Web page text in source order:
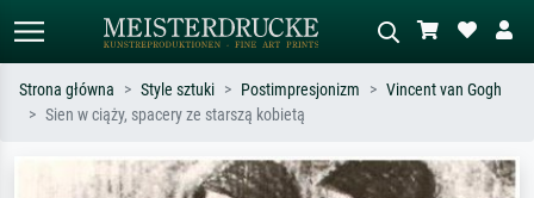
Szukaj wg artysty, tytułu lub stylu – np.
Opisz scenę – np. zielona łąka,
Strona główna Style sztuki Postimpresjonizm
Vincent van Gogh
Sien w ciąży, spacery ze starszą kobietą